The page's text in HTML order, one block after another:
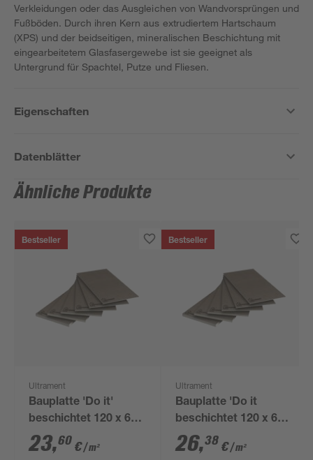
Verkleidungen oder das Ausgleichen von Wandvorsprüngen und
Fußböden. Durch ihren Kern aus extrudiertem Hartschaum
(XPS) und der beidseitigen, mineralischen Beschichtung mit
eingearbeitetem Glasfasergewebe ist sie geeignet als
Untergrund für Spachtel, Putze und Fliesen.
Eigenschaften
Datenblätter
Ähnliche Produkte
Bestseller
Ultrament
Bauplatte 'Do it'
beschichtet 120 x 60
x 0,6 cm
23,60 €/ m²
Bestseller
Ultrament
Bauplatte 'Do it
beschichtet 120 x 60
x 2 cm
26,38 €/ m²